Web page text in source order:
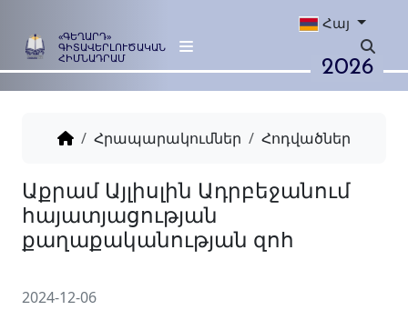
«ԳԵՂԱՐԴ»
ԳԻՏԱՎԵՐԼՈՒԾԱԿԱՆ
ՀԻՄՆԱԴՐԱՄ
Հայ
2026
Հրապարակումներ Հոդվածներ
Աքրամ Այլիսլին
քաղաքականության զոհ
2024-12-06